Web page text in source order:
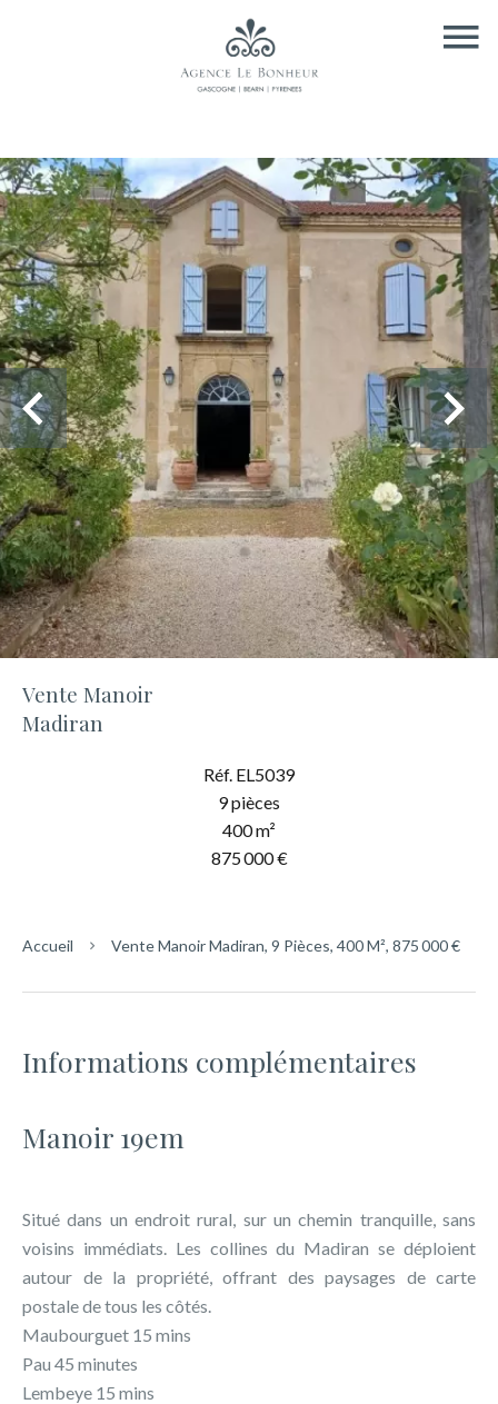
Vente Manoir
Madiran
Réf. EL5039
9 pièces
400 m²
875 000 €
Accueil Vente Manoir Madiran, 9 Pièces, 400 M², 875 000 €
Informations complémentaires
Manoir 19em
Situé dans un endroit rural, sur un chemin tranquille, sans
voisins immédiats. Les collines du Madiran se déploient
autour de la propriété, offrant des paysages de carte
postale de tous les côtés.
Maubourguet 15 mins
Pau 45 minutes
Lembeye 15 mins